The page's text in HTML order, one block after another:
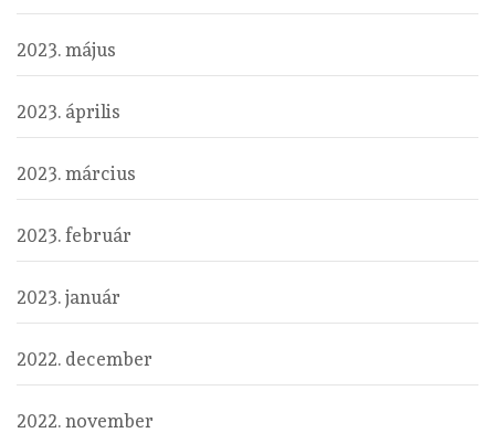
2023. május
2023. április
2023. március
2023. február
2023. január
2022. december
2022. november